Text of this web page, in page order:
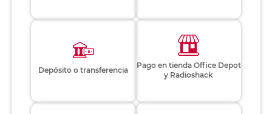
Depósito o transferencia
Pago en tienda Office Depot
y Radioshack